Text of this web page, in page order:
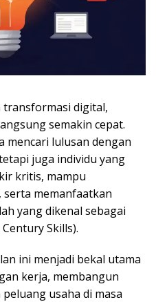
transformasi digital,
semakin cepat.
mencari lulusan dengan
juga individu yang
kritis, mampu
memanfaatkan
yang dikenal sebagai
Skills).
ini menjadi bekal utama
kerja, membangun
usaha di masa